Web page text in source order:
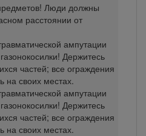
Люди должны
расстоянии от
ампутации
Держитесь
частей; все ограждения
на своих местах.
ампутации
Держитесь
частей; все ограждения
на своих местах.